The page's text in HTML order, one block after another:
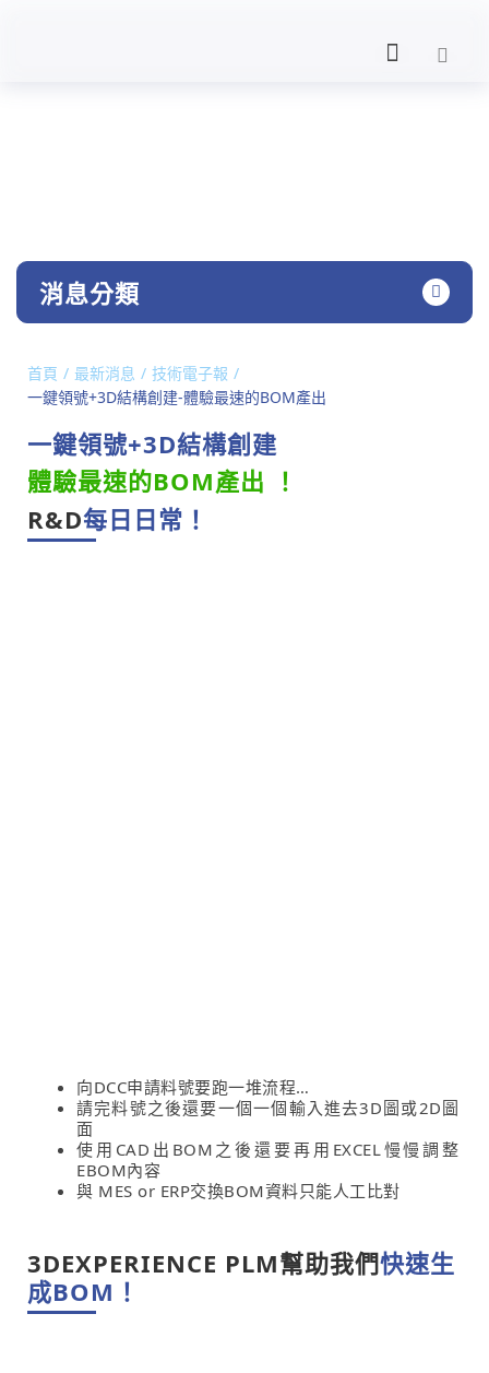
消息分類
首頁 / 最新消息 / 技術電子報 /
一鍵領號+3D結構創建-體驗最速的BOM產出
一鍵領號+3D結構創建
體驗最速的BOM產出 ！
R&D每日日常！
向DCC申請料號要跑一堆流程…
請完料號之後還要一個一個輸入進去3D圖或2D圖
面
使用CAD出BOM之後還要再用EXCEL慢慢調整
EBOM內容
與 MES or ERP交換BOM資料只能人工比對
3DEXPERIENCE PLM幫助我們快速生
成BOM！